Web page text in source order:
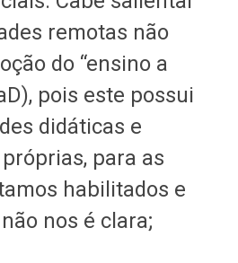
remotas não
do “ensino a
pois este possui
didáticas e
para as
habilitados e
nos é clara;